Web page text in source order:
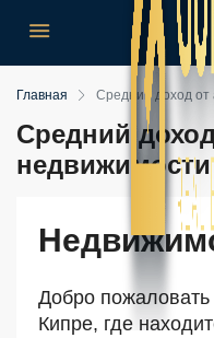
Главная Средний доход
Средний
Добро
Кипре, где